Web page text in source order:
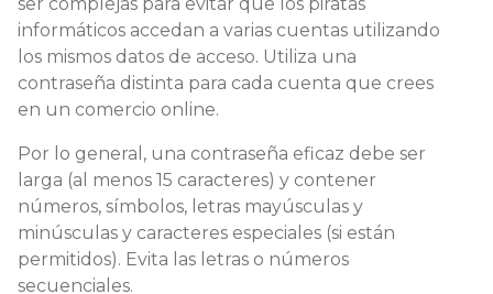
informáticos accedan a varias cuentas utilizando
los mismos datos de acceso. Utiliza una
contraseña distinta para cada cuenta que crees
en un comercio online.
Por lo general, una contraseña eficaz debe ser
larga (al menos 15 caracteres) y contener
números, símbolos, letras mayúsculas y
minúsculas y caracteres especiales (si están
permitidos). Evita las letras o números
secuenciales.